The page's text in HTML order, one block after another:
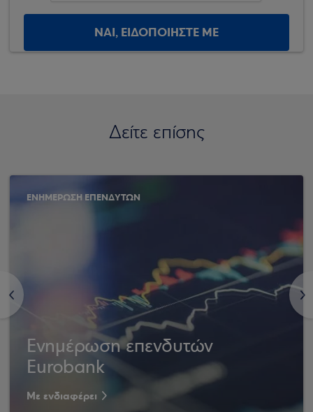
ΝΑΙ, ΕΙΔΟΠΟΙΗΣΤΕ ΜΕ
Δείτε επίσης
<
ΕΝΗΜΕΡΩΣΗ ΕΠΕΝΔΥΤΩΝ
Ενημέρωση επενδυτών
Eurobank
Με ενδιαφέρει
>